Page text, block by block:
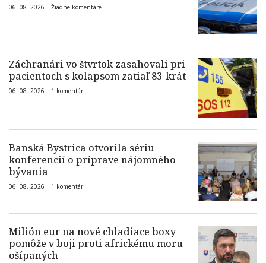
06. 08. 2026 | Žiadne komentáre
Záchranári vo štvrtok zasahovali pri
pacientoch s kolapsom zatiaľ 83-krát
06. 08. 2026 | 1 komentár
Banská Bystrica otvorila sériu
konferencií o príprave nájomného
bývania
06. 08. 2026 | 1 komentár
Milión eur na nové chladiace boxy
pomôže v boji proti africkému moru
ošípaných